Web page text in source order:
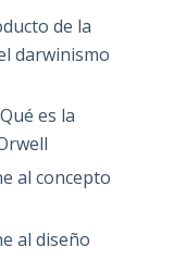
de la
darwinismo
es la
al concepto
al diseño